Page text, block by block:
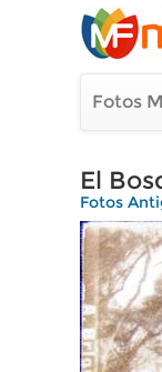
Fotos
El
Fotos